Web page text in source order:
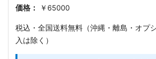
価格： ￥65000
税込・全国送料無料（沖縄・離島・オプ
入は除く）